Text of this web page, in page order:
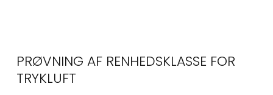
PRØVNING AF RENHEDSKLASSE FOR
TRYKLUFT